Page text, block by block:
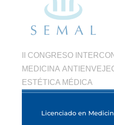
II CONGRESO
MEDICINA
ESTÉTICA MÉDICA
Licenciado en